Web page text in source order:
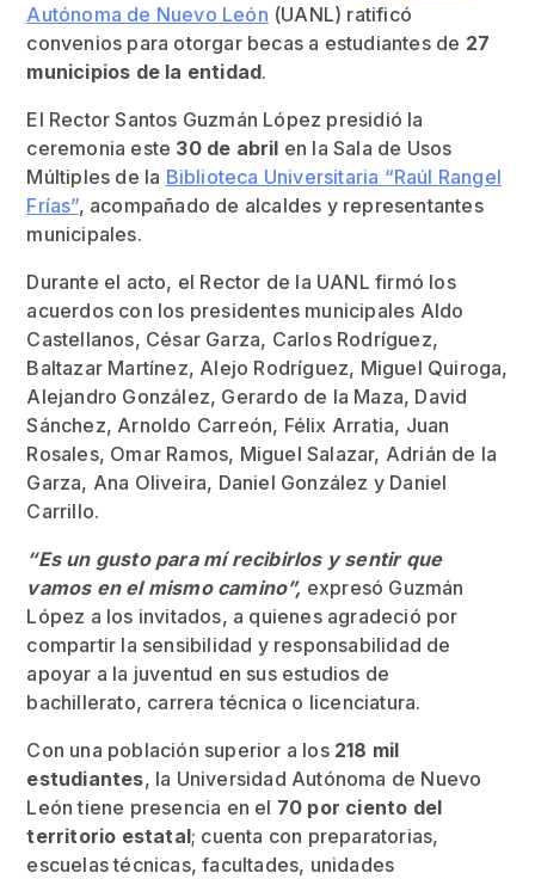
Autónoma de Nuevo León (UANL) ratificó
convenios para otorgar becas a estudiantes de 27
municipios de la entidad.
El Rector Santos Guzmán López presidió la
ceremonia este 30 de abril en la Sala de Usos
Múltiples de la Biblioteca Universitaria “Raúl Rangel
Frías”, acompañado de alcaldes y representantes
municipales.
Durante el acto, el Rector de la UANL firmó los
acuerdos con los presidentes municipales Aldo
Castellanos, César Garza, Carlos Rodríguez,
Baltazar Martínez, Alejo Rodríguez, Miguel Quiroga,
Alejandro González, Gerardo de la Maza, David
Sánchez, Arnoldo Carreón, Félix Arratia, Juan
Rosales, Omar Ramos, Miguel Salazar, Adrián de la
Garza, Ana Oliveira, Daniel González y Daniel
Carrillo.
“Es un gusto para mí recibirlos y sentir que
vamos en el mismo camino”, expresó Guzmán
López a los invitados, a quienes agradeció por
compartir la sensibilidad y responsabilidad de
apoyar a la juventud en sus estudios de
bachillerato, carrera técnica o licenciatura.
Con una población superior a los 218 mil
estudiantes, la Universidad Autónoma de Nuevo
León tiene presencia en el 70 por ciento del
territorio estatal; cuenta con preparatorias,
escuelas técnicas, facultades, unidades